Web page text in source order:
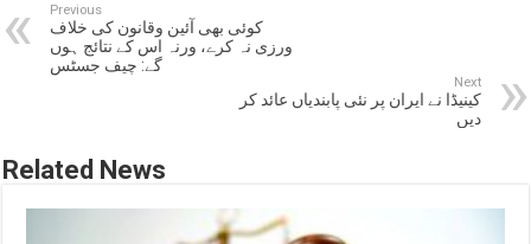
Previous
کوئی بھی آئین وقانون کی خلاف
ورزی نہ کرے، ورنہ اس کے نتائج ہوں
گے: چیف جسٹس
Next
کینیڈا نے ایران پر نئی پابندیاں عائد کر
دیں
Related News